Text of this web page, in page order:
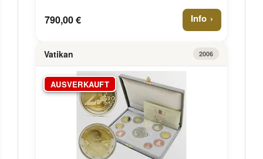
790,00 € Info
Vatikan 2006
AUSVERKAUFT